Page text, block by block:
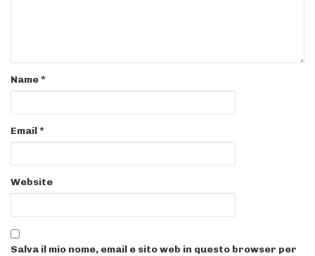
Name*
Email*
Website
Salva il mio nome, email e sito web in questo browser per